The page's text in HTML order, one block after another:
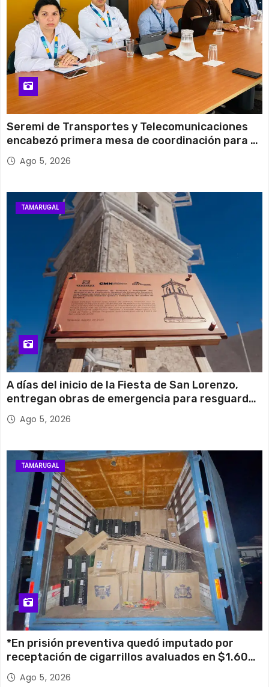
Seremi de Transportes y Telecomunicaciones
encabezó primera mesa de coordinación para el
retiro de cables en desuso en Iquique
Ago 5, 2026
TAMARUGAL
A días del inicio de la Fiesta de San Lorenzo,
entregan obras de emergencia para resguardar
su histórico campanario
Ago 5, 2026
TAMARUGAL
*En prisión preventiva quedó imputado por
receptación de cigarrillos avaluados en $1.600
millones*
Ago 5, 2026